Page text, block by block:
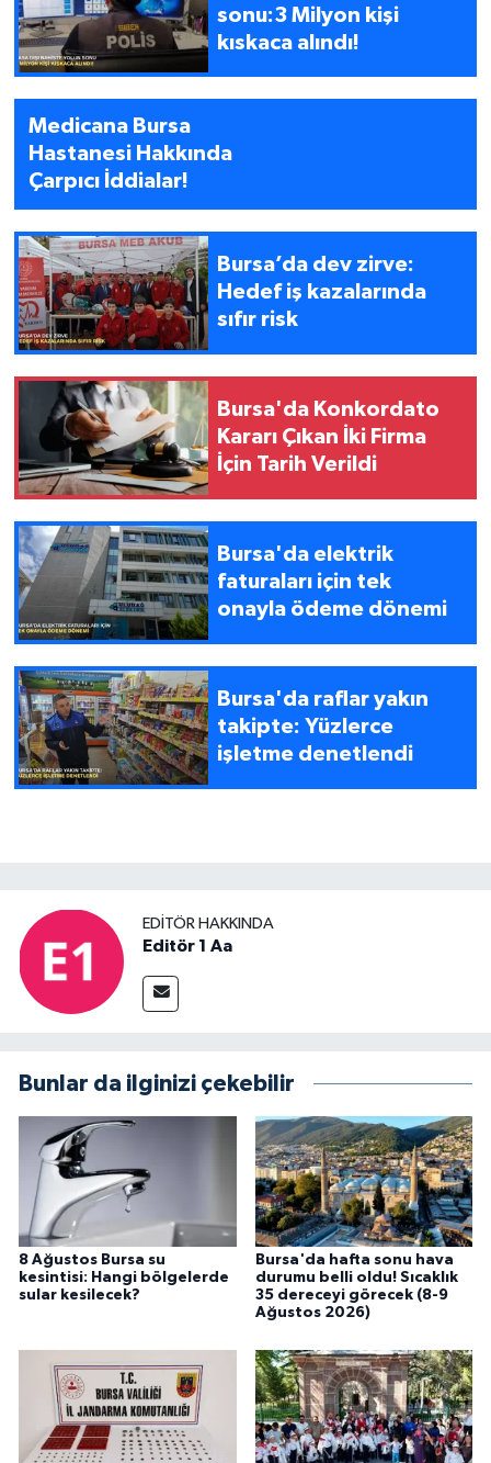
sonu:3 Milyon kişi
kıskaca alındı!
Medicana Bursa
Hastanesi Hakkında
Çarpıcı İddialar!
Bursa’da dev zirve:
Hedef iş kazalarında
sıfır risk
Bursa'da Konkordato
Kararı Çıkan İki Firma
İçin Tarih Verildi
Bursa'da elektrik
faturaları için tek
onayla ödeme dönemi
Bursa'da raflar yakın
takipte: Yüzlerce
işletme denetlendi
EDITÖR HAKKINDA
Editör 1 Aa
Bunlar da ilginizi çekebilir
8 Ağustos Bursa su
kesintisi: Hangi bölgelerde
sular kesilecek?
Bursa'da hafta sonu hava
durumu belli oldu! Sıcaklık
35 dereceyi görecek (8-9
Ağustos 2026)